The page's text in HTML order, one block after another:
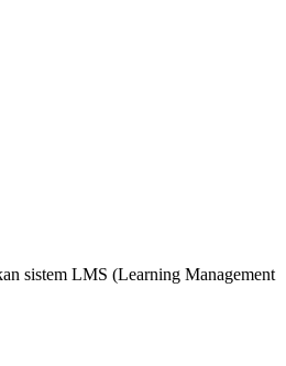
sistem LMS (Learning Management